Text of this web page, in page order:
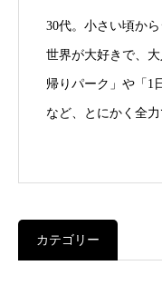
30代。小さい頃か
世界が大好きで、
帰りパーク」や「1
など、とにかく全
カテゴリー